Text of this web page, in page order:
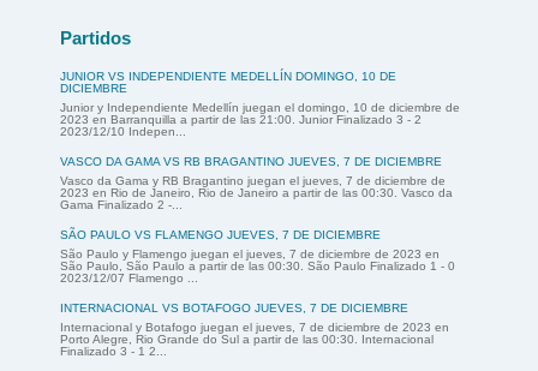
Partidos
JUNIOR VS INDEPENDIENTE MEDELLÍN DOMINGO, 10 DE
DICIEMBRE
Junior y Independiente Medellín juegan el domingo, 10 de diciembre de
2023 en Barranquilla a partir de las 21:00. Junior Finalizado 3 - 2
2023/12/10 Indepen...
VASCO DA GAMA VS RB BRAGANTINO JUEVES, 7 DE DICIEMBRE
Vasco da Gama y RB Bragantino juegan el jueves, 7 de diciembre de
2023 en Rio de Janeiro, Rio de Janeiro a partir de las 00:30. Vasco da
Gama Finalizado 2 -...
SÃO PAULO VS FLAMENGO JUEVES, 7 DE DICIEMBRE
São Paulo y Flamengo juegan el jueves, 7 de diciembre de 2023 en
São Paulo, São Paulo a partir de las 00:30. São Paulo Finalizado 1 - 0
2023/12/07 Flamengo ...
INTERNACIONAL VS BOTAFOGO JUEVES, 7 DE DICIEMBRE
Internacional y Botafogo juegan el jueves, 7 de diciembre de 2023 en
Porto Alegre, Rio Grande do Sul a partir de las 00:30. Internacional
Finalizado 3 - 1 2...